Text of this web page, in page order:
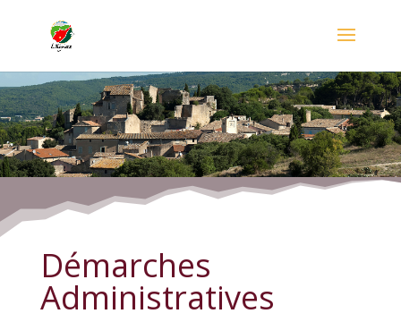
Démarches Administratives
Démarches
Administratives